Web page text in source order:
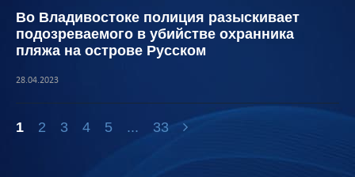
Во Владивостоке полиция разыскивает
подозреваемого в убийстве охранника
пляжа на острове Русском
28.04.2023
1 2 3 4 5 ... 33